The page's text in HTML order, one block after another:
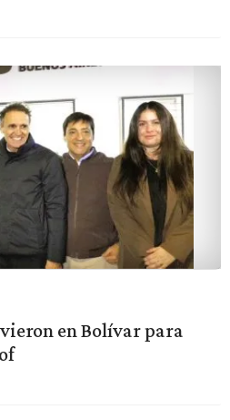
en Bolívar para